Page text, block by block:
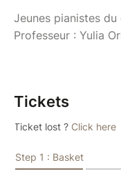
Jeunes pianistes
Professeur : Yulia
Tickets